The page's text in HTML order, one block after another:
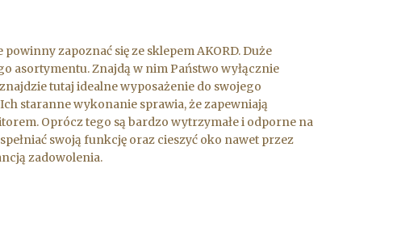
zapoznać się ze sklepem AKORD. Duże
asortymentu. Znajdą w nim Państwo wyłącznie
tutaj idealne wyposażenie do swojego
staranne wykonanie sprawia, że zapewniają
Oprócz tego są bardzo wytrzymałe i odporne na
swoją funkcję oraz cieszyć oko nawet przez
zadowolenia.